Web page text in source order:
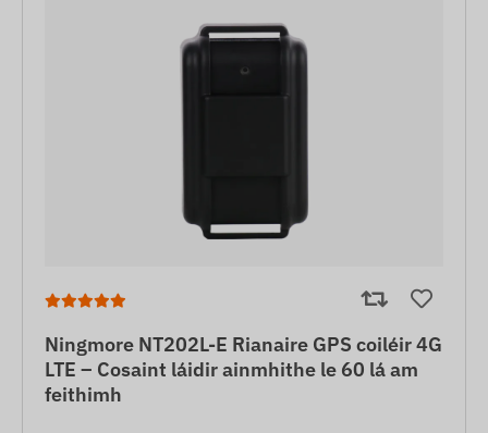
Ningmore NT202L-E Rianaire GPS coiléir 4G
LTE – Cosaint láidir ainmhithe le 60 lá am
feithimh